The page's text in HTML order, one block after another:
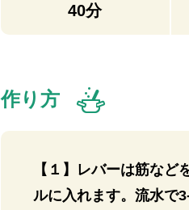
40分
作り方
【１】レバーは筋な
ルに入れます。流水で